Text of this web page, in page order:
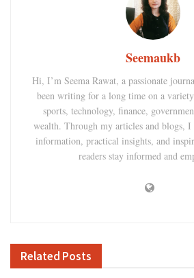
Seemaukb
Hi, I’m Seema Rawat, a passionate
been writing for a long time on a
sports, technology, finance,
wealth. Through my articles and blogs,
information, practical insights, and
readers stay informed and
Related Posts